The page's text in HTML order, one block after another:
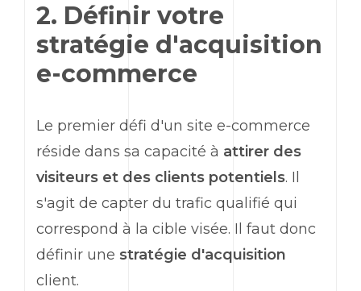
2. Définir votre
stratégie d'acquisition
e-commerce
Le premier défi d'un site e-commerce
réside dans sa capacité à attirer des
visiteurs et des clients potentiels. Il
s'agit de capter du trafic qualifié qui
correspond à la cible visée. Il faut donc
définir une stratégie d'acquisition
client.